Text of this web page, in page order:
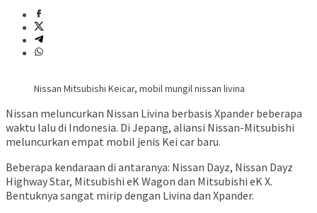
Nissan Mitsubishi Keicar, mobil mungil nissan livina
Nissan meluncurkan Nissan Livina berbasis Xpander beberapa
waktu lalu di Indonesia. Di Jepang, aliansi Nissan-Mitsubishi
meluncurkan empat mobil jenis Kei car baru.
Beberapa kendaraan di antaranya: Nissan Dayz, Nissan Dayz
Highway Star, Mitsubishi eK Wagon dan Mitsubishi eK X.
Bentuknya sangat mirip dengan Livina dan Xpander.